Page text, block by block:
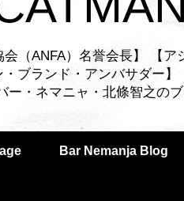
（ANFA）名誉会長】 【
ブランド・アンバサダー
・ネマニャ・北條智之のブ
Bar Nemanja Blog